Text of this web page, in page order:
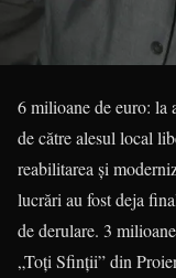
6 milioane de euro: la
de către alesul local
reabilitarea și
lucrări au fost deja
de derulare. 3
„Toți Sfinții” din